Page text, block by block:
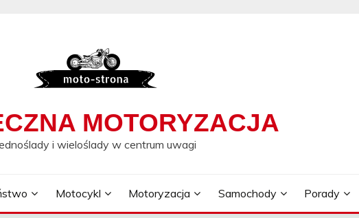
MOTORYZACJA
i wieloślady w centrum uwagi
Motocykl Motoryzacja Samochody Porady